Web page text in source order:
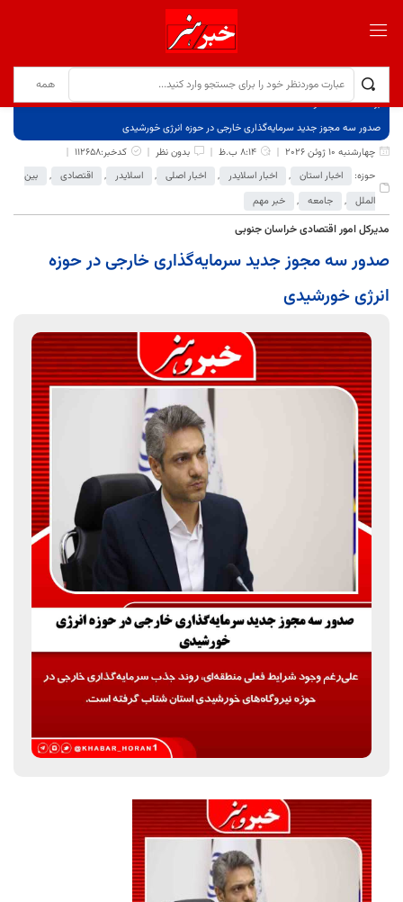
برگ نخست
نوشته‌ها
صدور سه مجوز جدید سرمایه‌گذاری خارجی در حوزه انرژی خورشیدی
چهارشنبه 10 ژوئن 2026
8:14 ب.ظ بدون نظر
کدخبر:112658
حوزه:
اخبار استان , اخبار اسلایدر , اخبار اصلی , اسلایدر , اقتصادی ,
بین
الملل , جامعه , خبر مهم
مدیرکل امور اقتصادی خراسان جنوبی
صدور سه مجوز جدید سرمایه‌گذاری خارجی در حوزه
انرژی خورشیدی